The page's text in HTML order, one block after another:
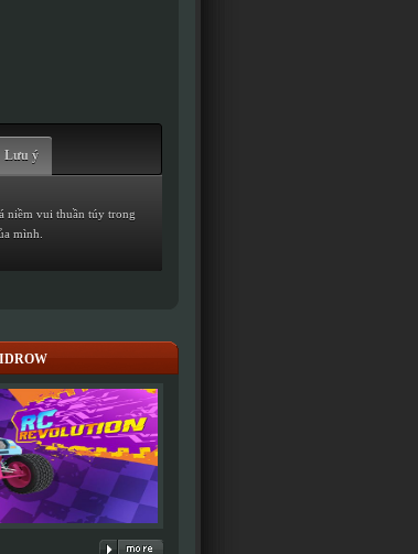
Lưu ý
niềm vui thuần túy trong
mình.